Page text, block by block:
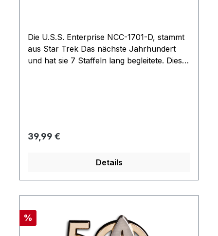
Die U.S.S. Enterprise NCC-1701-D, stammt
aus Star Trek Das nächste Jahrhundert
und hat sie 7 Staffeln lang begleitete. Diese
Kunstsoff. Modell kommt ohne Magazin
Regulärer Preis:
39,99 €
Details
Rabatt
%